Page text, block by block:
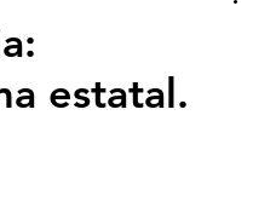
estatal.